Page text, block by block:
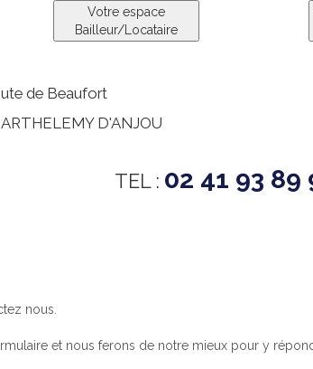
Votre espace
Bailleur/Locataire
de Beaufort
D'ANJOU
TEL : 02 41 93 89
nous.
et nous ferons de notre mieux pour y